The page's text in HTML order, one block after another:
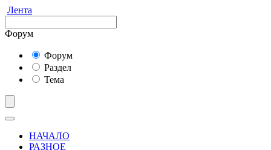
Лента
Форум
Форум
Раздел
Тема
НАЧАЛО
РАЗНОЕ